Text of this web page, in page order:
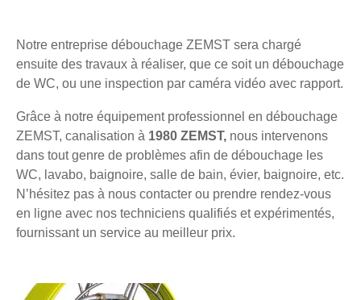
Notre entreprise débouchage ZEMST sera chargé
ensuite des travaux à réaliser, que ce soit un débouchage
de WC, ou une inspection par caméra vidéo avec rapport.
Grâce à notre équipement professionnel en débouchage
ZEMST, canalisation à 1980 ZEMST, nous intervenons
dans tout genre de problèmes afin de débouchage les
WC, lavabo, baignoire, salle de bain, évier, baignoire, etc.
N’hésitez pas à nous contacter ou prendre rendez-vous
en ligne avec nos techniciens qualifiés et expérimentés,
fournissant un service au meilleur prix.